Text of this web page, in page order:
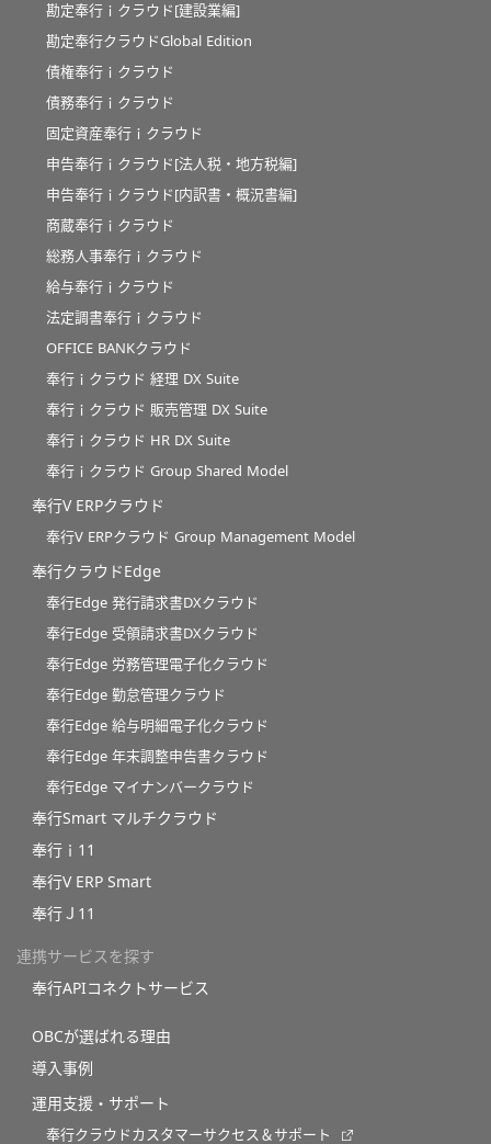
勘定奉行ｉクラウド[建設業編]
勘定奉行クラウドGlobal Edition
債権奉行ｉクラウド
債務奉行ｉクラウド
固定資産奉行ｉクラウド
申告奉行ｉクラウド[法人税・地方税編]
申告奉行ｉクラウド[内訳書・概況書編]
商蔵奉行ｉクラウド
総務人事奉行ｉクラウド
給与奉行ｉクラウド
法定調書奉行ｉクラウド
OFFICE BANKクラウド
奉行ｉクラウド 経理 DX Suite
奉行ｉクラウド 販売管理 DX Suite
奉行ｉクラウド HR DX Suite
奉行ｉクラウド Group Shared Model
奉行V ERPクラウド
奉行V ERPクラウド Group Management Model
奉行クラウドEdge
奉行Edge 発行請求書DXクラウド
奉行Edge 受領請求書DXクラウド
奉行Edge 労務管理電子化クラウド
奉行Edge 勤怠管理クラウド
奉行Edge 給与明細電子化クラウド
奉行Edge 年末調整申告書クラウド
奉行Edge マイナンバークラウド
奉行Smart マルチクラウド
奉行ｉ11
奉行V ERP Smart
奉行Ｊ11
連携サービスを探す
奉行APIコネクトサービス
OBCが選ばれる理由
導入事例
運用支援・サポート
奉行クラウドカスタマーサクセス＆サポート